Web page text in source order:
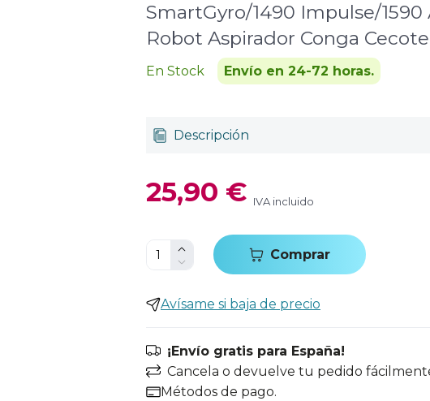
SmartGyro/1490 Impulse/1590
Robot Aspirador Conga
En Stock Envío en 24-72 horas.
Descripción
25,90 € IVA incluido
Comprar
Avísame si baja de precio
¡Envío gratis para España!
Cancela o devuelve tu pedido
Métodos de pago.